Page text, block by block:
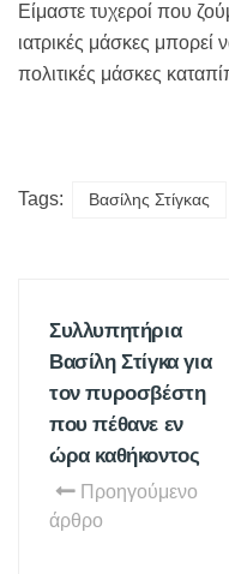
Είμαστε τυχεροί που
ιατρικές μάσκες μπορεί
πολιτικές μάσκες
Tags: Βασίλης Στίγκας
Συλλυπητήρια
Βασίλη Στίγκα για
τον πυροσβέστη
που πέθανε εν
ώρα καθήκοντος
Προηγούμενο
άρθρο